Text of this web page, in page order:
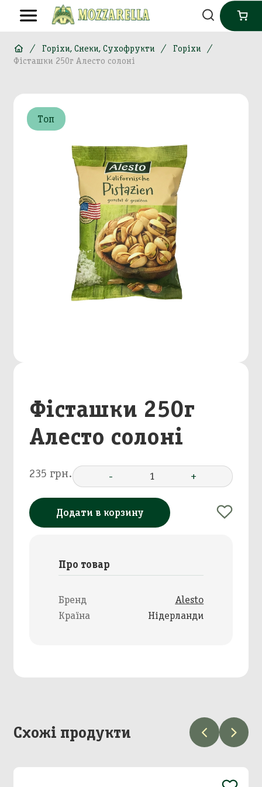
Горіхи, Снеки, Сухофрукти
Горіхи
Фісташки 250г Алесто солоні
Топ
Фісташки 250г
Алесто солоні
235 грн. - 1 +
Додати в корзину
Про товар
Бренд
Alesto
Країна
Нідерланди
Схожі продукти